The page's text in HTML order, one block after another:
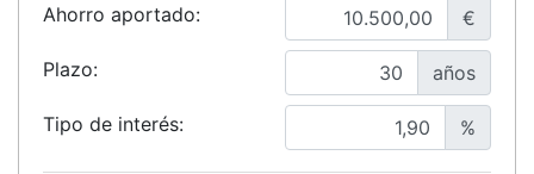
Ahorro aportado: €
Plazo: años
Tipo de interés: %